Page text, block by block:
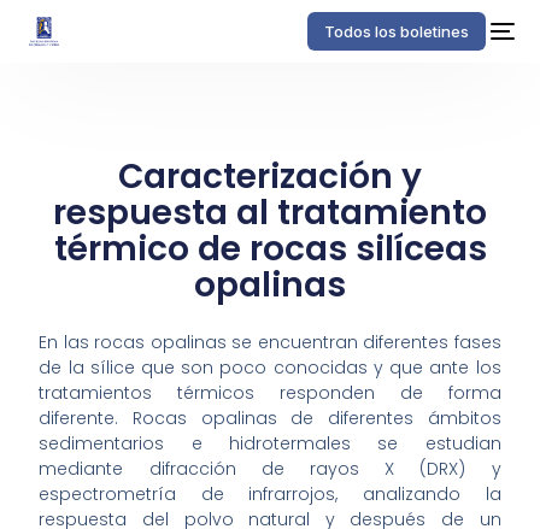
Todos los boletines
Caracterización y
respuesta al tratamiento
térmico de rocas silíceas
opalinas
En las rocas opalinas se encuentran diferentes fases
de la sílice que son poco conocidas y que ante los
tratamientos térmicos responden de forma
diferente. Rocas opalinas de diferentes ámbitos
sedimentarios e hidrotermales se estudian
mediante difracción de rayos X (DRX) y
espectrometría de infrarrojos, analizando la
respuesta del polvo natural y después de un